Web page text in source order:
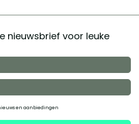
nieuwsbrief voor leuke
en aanbiedingen